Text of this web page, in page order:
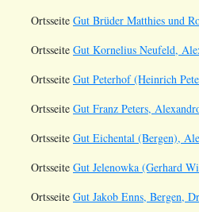
Ortsseite Gut Brüder Matthies und
Ortsseite Gut Kornelius Neufeld,
Ortsseite Gut Peterhof (Heinrich
Ortsseite Gut Franz Peters,
Ortsseite Gut Eichental (Bergen),
Ortsseite Gut Jelenowka (Gerhard
Ortsseite Gut Jakob Enns, Bergen,